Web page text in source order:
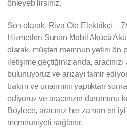
önleyebilirsiniz.
Son olarak, Riva Oto Elektrikçi –
Hizmetleri Sunan Mobil Akücü
olarak, müşteri memnuniyetini ön
iletişime geçtiğiniz anda, aracınızı
bulunuyoruz ve arızayı tamir
bakım ve onarımını yaptıktan
ediyoruz ve aracınızın durumunu
Böylece, aracınız her zaman en
memnuniyeti sağlanır.